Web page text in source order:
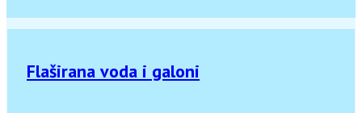
Flaširana voda i galoni